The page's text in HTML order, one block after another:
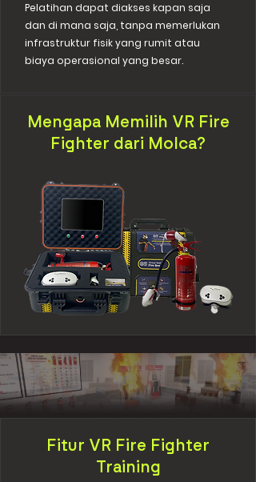
Pelatihan dapat diakses kapan saja
dan di mana saja, tanpa memerlukan
infrastruktur fisik yang rumit atau
biaya operasional yang besar.
Mengapa Memilih VR Fire
Fighter dari Molca?
Fitur VR Fire Fighter
Training